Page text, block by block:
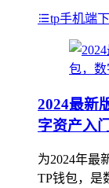
tp手机端
2024最新
字资产入
为2024年最
TP钱包，是